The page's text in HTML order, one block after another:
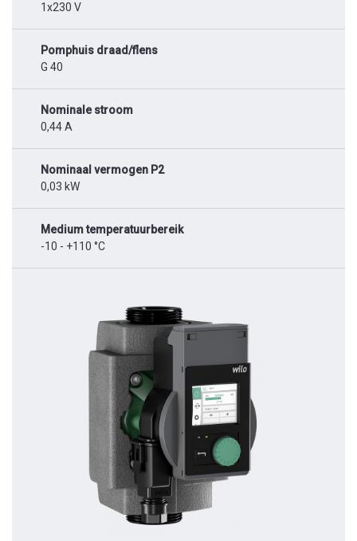
1x230 V
Pomphuis draad/flens
G 40
Nominale stroom
0,44 A
Nominaal vermogen P2
0,03 kW
Medium temperatuurbereik
-10 - +110 °C